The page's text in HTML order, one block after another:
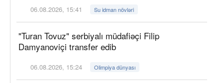
06.08.2026, 15:41 Su idman növləri
"Turan Tovuz" serbiyalı müdafiəçi Filip
Damyanoviçi transfer edib
06.08.2026, 15:24 Olimpiya dünyası